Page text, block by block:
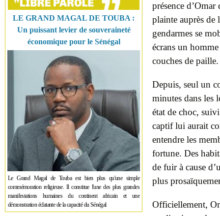
LE GRAND MAGAL DE TOUBA :
Un puissant levier de souveraineté
économique pour le Sénégal
Le Grand Magal de Touba est bien plus qu'une simple
commémoration religieuse. Il constitue l'une des plus grandes
manifestations humaines du continent africain et une
démonstration éclatante de la capacité du Sénégal
présence
plainte auprès de
gendarmes se
écrans un
couches de
Depuis, seul un
minutes dans les
état de choc,
captif lui aurait
entendre les
fortune. Des
de fuir à cause
plus
Officiellement,